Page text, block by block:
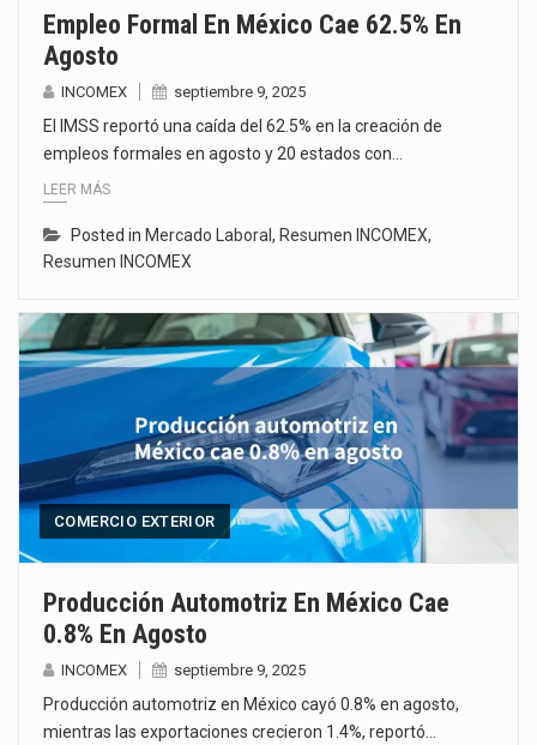
Empleo Formal En México Cae 62.5% En
Agosto
INCOMEX septiembre 9, 2025
El IMSS reportó una caída del 62.5% en la creación de
empleos formales en agosto y 20 estados con…
LEER MÁS
Posted in Mercado Laboral , Resumen INCOMEX,
Resumen INCOMEX
COMERCIO EXTERIOR
Producción Automotriz En México Cae
0.8% En Agosto
INCOMEX septiembre 9, 2025
Producción automotriz en México cayó 0.8% en agosto,
mientras las exportaciones crecieron 1.4%, reportó…